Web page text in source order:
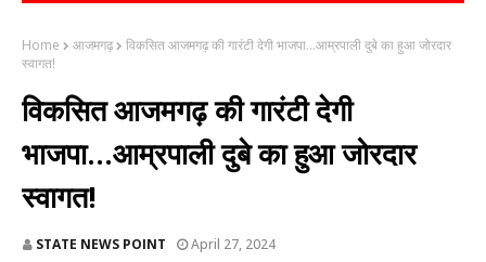
Home आजमगढ़
विकसित आजमगढ़ की गारंटी देगी भाजपा...आम्रपाली दुबे का हुआ जोरदार
स्वागत!
विकसित आजमगढ़ की गारंटी देगी
भाजपा...आम्रपाली दुबे का हुआ जोरदार
स्वागत!
STATE NEWS POINT April 27, 2024